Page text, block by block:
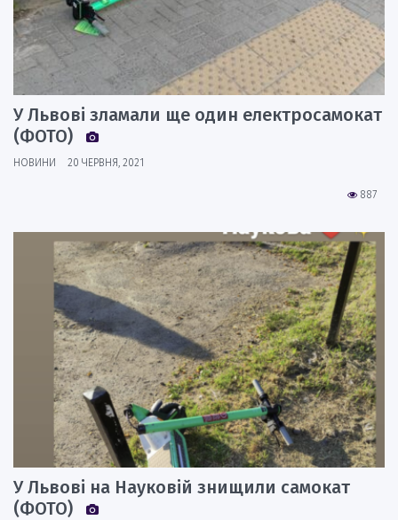
У Львові зламали ще один електросамокат
(ФОТО)
НОВИНИ 20 ЧЕРВНЯ, 2021
887
У Львові на Науковій знищили самокат
(ФОТО)